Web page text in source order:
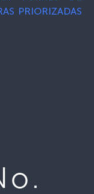
PRIORIZADAS